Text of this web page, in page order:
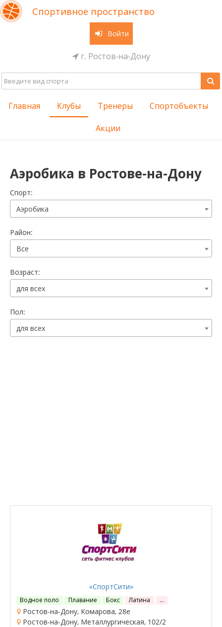
Спортивное пространство
Войти
г. Ростов-на-Дону
Главная Клубы Тренеры Спортобъекты
Акции
Аэробика в Ростове-на-Дону
Cпорт:
Аэробика
Район:
Все
Возраст:
для всех
Пол:
для всех
«СпортСити»
Водное поло Плавание Бокс Латина …
Ростов-на-Дону, Комарова, 28е
Ростов-на-Дону, Металлургическая, 102/2